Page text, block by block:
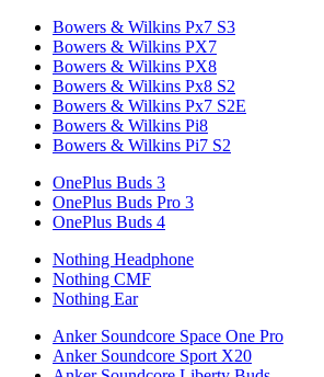
Bowers & Wilkins Px7 S3
Bowers & Wilkins PX7
Bowers & Wilkins PX8
Bowers & Wilkins Px8 S2
Bowers & Wilkins Px7 S2E
Bowers & Wilkins Pi8
Bowers & Wilkins Pi7 S2
OnePlus Buds 3
OnePlus Buds Pro 3
OnePlus Buds 4
Nothing Headphone
Nothing CMF
Nothing Ear
Anker Soundcore Space One Pro
Anker Soundcore Sport X20